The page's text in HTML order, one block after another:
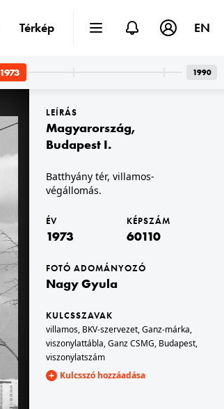
1973 · Dunaújváros
tér, szemben a Sarlós Boldogasszony Székesegyház.
LEÍRÁS
Magyarország,
Budapest I.
Batthyány tér, villamos-
végállomás.
ÉV
1973
KÉPSZÁM
60110
FOTÓ ADOMÁNYOZÓ
Nagy Gyula
KULCSSZAVAK
villamos, BKV-szervezet,Ganz-márka,
viszonylattábla,Ganz CSMG, Budapest,
viszonylatszám
Kulcsszó hozzáadása
Térkép EN
1990
1973